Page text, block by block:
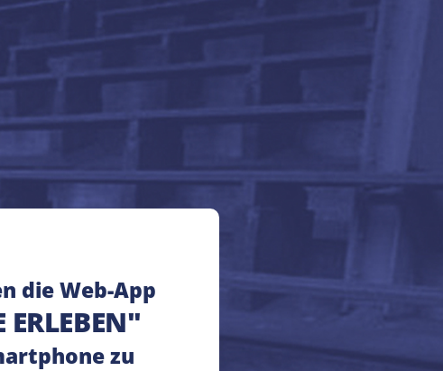
die Web-App
ERLEBEN"
zu